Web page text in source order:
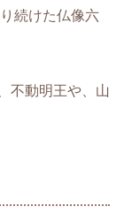
続けた仏像六
不動明王や、山